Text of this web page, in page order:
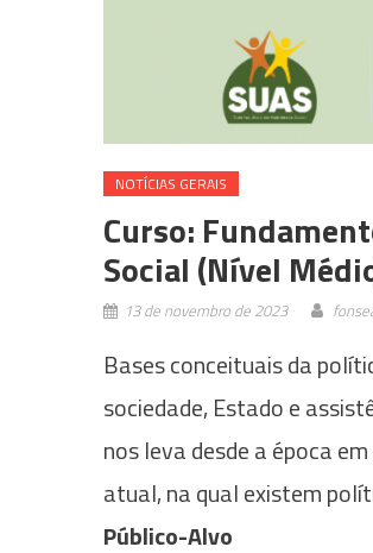
NOTÍ­CIAS GERAIS
Curso:
Social (Nível
13 de novembro de 2023
Bases conceituais da
sociedade, Estado e
nos leva desde a época
atual, na qual existem
Público-Alvo